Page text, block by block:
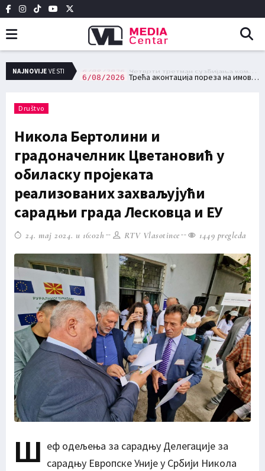
NAJNOVIJE VESTI 6/08/2026 Четврти третман сузбијања комараца 10. и 11. августа на територији града Лесковца
Društvo
Никола Бертолини и
градоначелник Цветановић у
обиласку пројеката
реализованих захваљујући
сарадњи града Лесковца и ЕУ
24. maj 2024. u 16:02h RTV Vlasotince 1449 pregleda
Ш еф одељења за сарадњу Делегације за
сарадњу Европске Уније у Србији Никола